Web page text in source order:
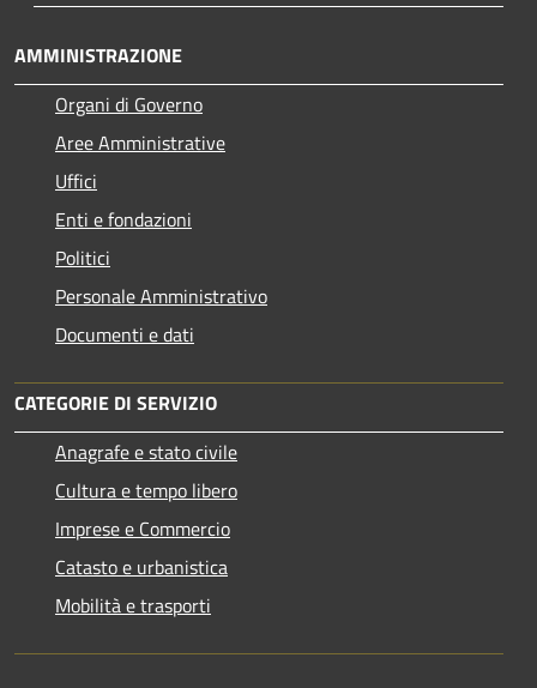
AMMINISTRAZIONE
Organi di Governo
Aree Amministrative
Uffici
Enti e fondazioni
Politici
Personale Amministrativo
Documenti e dati
CATEGORIE DI SERVIZIO
Anagrafe e stato civile
Cultura e tempo libero
Imprese e Commercio
Catasto e urbanistica
Mobilità e trasporti